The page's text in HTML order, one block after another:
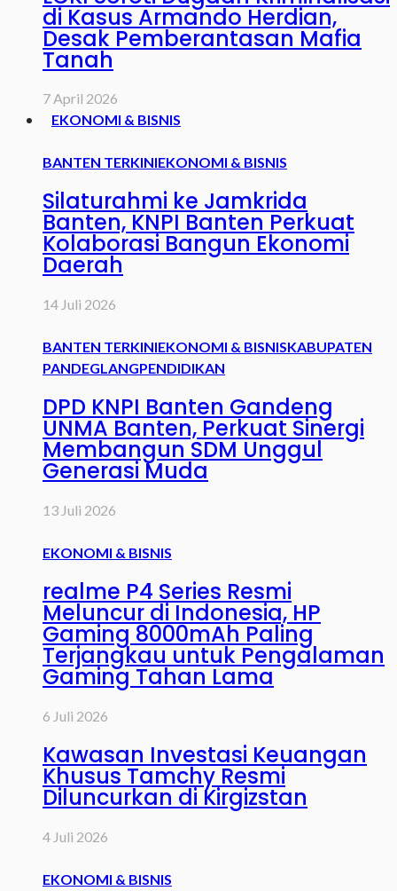
di Kasus Armando Herdian,
Desak Pemberantasan Mafia
Tanah
7 April 2026
EKONOMI & BISNIS
BANTEN TERKINIEKONOMI & BISNIS
Silaturahmi ke Jamkrida
Banten, KNPI Banten Perkuat
Kolaborasi Bangun Ekonomi
Daerah
14 Juli 2026
BANTEN TERKINIEKONOMI & BISNISKABUPATEN
PANDEGLANGPENDIDIKAN
DPD KNPI Banten Gandeng
UNMA Banten, Perkuat Sinergi
Membangun SDM Unggul
Generasi Muda
13 Juli 2026
EKONOMI & BISNIS
realme P4 Series Resmi
Meluncur di Indonesia, HP
Gaming 8000mAh Paling
Terjangkau untuk Pengalaman
Gaming Tahan Lama
6 Juli 2026
Kawasan Investasi Keuangan
Khusus Tamchy Resmi
Diluncurkan di Kirgizstan
4 Juli 2026
EKONOMI & BISNIS